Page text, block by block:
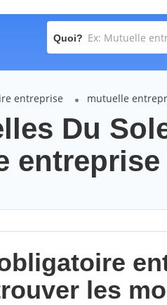
Quoi?
entreprise mutuelle
Du
entreprise
les